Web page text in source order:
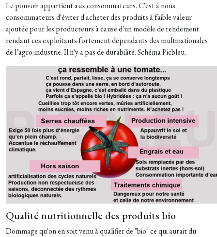
Le pouvoir appartient aux consommateurs. C'est à nous
consommateurs d'éviter d'acheter des produits à faible valeur
ajoutée pour les producteurs à cause d'un modèle de rendement
rendant ces exploitants fortement dépendants des multinationales
de l’agro-industrie. Il n'y a pas de durabilité. Schéma Picbleu.
Qualité nutritionnelle des produits bio
Dommage qu'on en soit venu à qualifier de "bio" ce qui aurait du